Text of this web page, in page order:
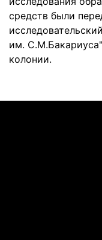
средств были
им.
колонии.